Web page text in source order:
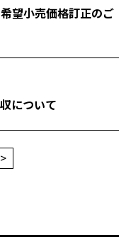
望小売価格訂正のご
について
>